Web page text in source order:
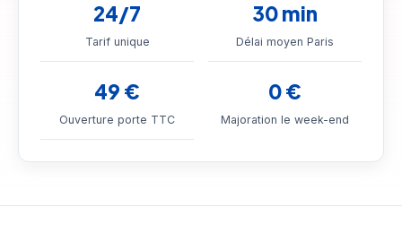
24/7
Tarif unique
30 min
Délai moyen Paris
49 €
Ouverture porte TTC
0 €
Majoration le week-end